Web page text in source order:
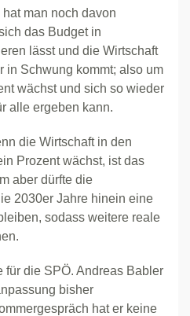
man noch davon
das Budget in
lässt und die Wirtschaft
in Schwung kommt; also um
wächst und sich so wieder
alle ergeben kann.
die Wirtschaft in den
Prozent wächst, ist das
aber dürfte die
2030er Jahre hinein eine
sodass weitere reale
für die SPÖ. Andreas Babler
bisher
hat er keine